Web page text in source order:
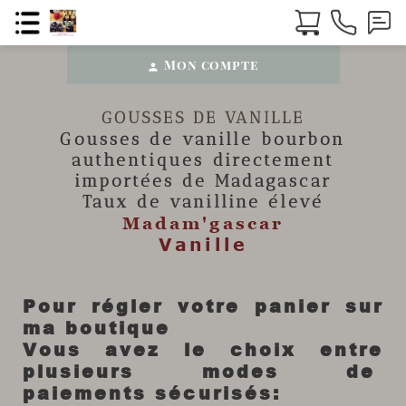
person Mon compte
GOUSSES DE VANILLE
Gousses de vanille bourbon
authentiques directement
importées de Madagascar
Taux de vanilline élevé
Madam'gascar
Vanille
Pour régler votre panier sur
ma boutique
Vous avez le choix entre
plusieurs modes de
paiements sécurisés: